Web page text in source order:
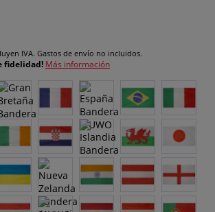
IVA. Gastos de envío no incluidos.
fidelidad! Más información